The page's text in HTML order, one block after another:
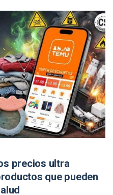
precios ultra
que pueden